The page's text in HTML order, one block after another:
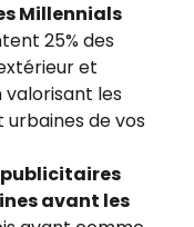
Millennials
25% des
et
valorisant les
urbaines de vos
publicitaires
avant les